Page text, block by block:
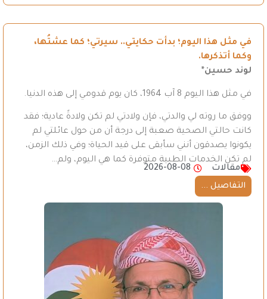
في مثل هذا اليوم؛ بدأت حكايتي.. سيرتي؛ كما عشتُها،
وكما أتذكرها.
لوند حسين*
في مثل هذا اليوم 8 آب 1964، كان يوم قدومي إلى هذه الدنيا.
ووفق ما روته لي والدتي، فإن ولادتي لم تكن ولادةً عادية؛ فقد
كانت حالتي الصحية صعبة إلى درجة أن من حول عائلتي لم
يكونوا يصدقون أنني سأبقى على قيد الحياة؛ وفي ذلك الزمن،
لم تكن الخدمات الطبية متوفرة كما هي اليوم، ولم…
مقالات
2026-08-08
التفاصيل ...